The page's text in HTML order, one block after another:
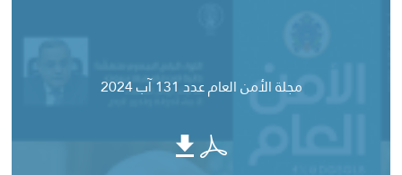
مجلة الأمن العام عدد 131 آب 2024